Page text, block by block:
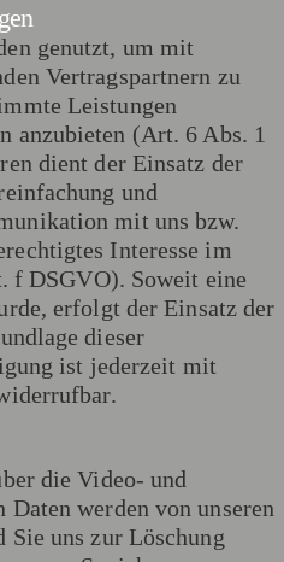
genutzt, um mit
Vertragspartnern zu
Leistungen
anzubieten (Art. 6 Abs. 1
dient der Einsatz der
und
mit uns bzw.
Interesse im
f DSGVO). Soweit eine
erfolgt der Einsatz der
dieser
ist jederzeit mit
die Video- und
werden von unseren
Sie uns zur Löschung